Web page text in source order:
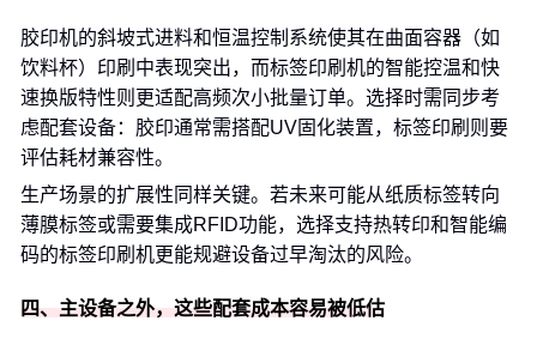
胶印机的斜坡式进料和恒温控制系统使其在曲面容器（如
饮料杯）印刷中表现突出，而标签印刷机的智能控温和快
速换版特性则更适配高频次小批量订单。选择时需同步考
虑配套设备：胶印通常需搭配UV固化装置，标签印刷则要
评估耗材兼容性。
生产场景的扩展性同样关键。若未来可能从纸质标签转向
薄膜标签或需要集成RFID功能，选择支持热转印和智能编
码的标签印刷机更能规避设备过早淘汰的风险。
四、主设备之外，这些配套成本容易被低估